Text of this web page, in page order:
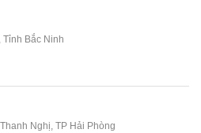
Tỉnh Bắc Ninh
Nghị, TP Hải Phòng